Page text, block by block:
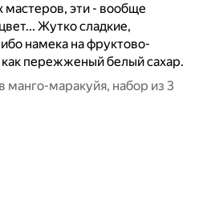
мастеров, эти - вообще
Жутко сладкие,
намека на фруктово-
пережженый белый сахар.
маракуйя, набор из 3